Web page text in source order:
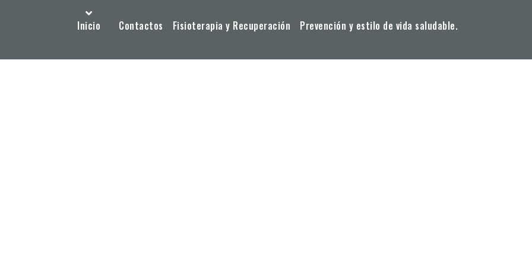
Inicio Contactos Fisioterapia y Recuperación Prevención y estilo de vida saludable.